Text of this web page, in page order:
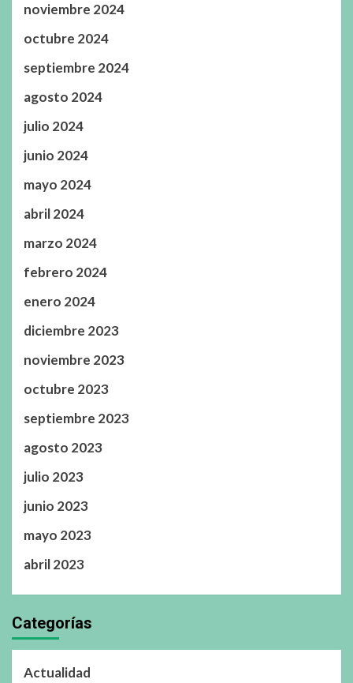
noviembre 2024
octubre 2024
septiembre 2024
agosto 2024
julio 2024
junio 2024
mayo 2024
abril 2024
marzo 2024
febrero 2024
enero 2024
diciembre 2023
noviembre 2023
octubre 2023
septiembre 2023
agosto 2023
julio 2023
junio 2023
mayo 2023
abril 2023
Categorías
Actualidad